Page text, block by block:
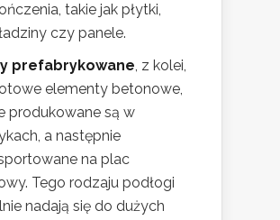
takie jak płytki,
czy panele.
prefabrykowane, z kolei,
elementy betonowe,
produkowane są w
a następnie
na plac
Tego rodzaju podłogi
nadają się do dużych